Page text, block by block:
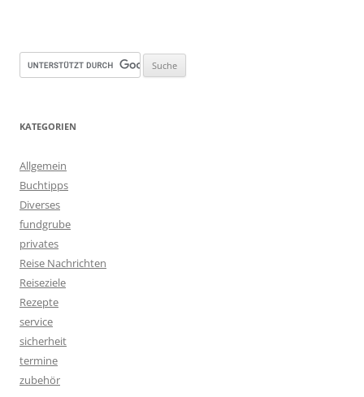
KATEGORIEN
Allgemein
Buchtipps
Diverses
fundgrube
privates
Reise Nachrichten
Reiseziele
Rezepte
service
sicherheit
termine
zubehör